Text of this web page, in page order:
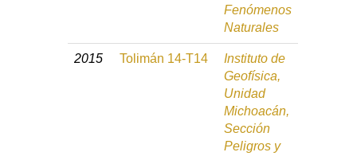
Fenómenos
Naturales
2015 Tolimán 14-T14
Instituto de
Geofísica,
Unidad
Michoacán,
Sección
Peligros y